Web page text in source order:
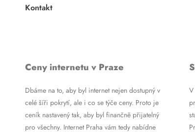
Kontakt
Ceny internetu v Praze
Dbáme na to, aby byl internet nejen dostupný v
celé šíři pokrytí, ale i co se týče ceny. Proto je
ceník nastavený tak, aby byl finančně přijatelný
pro všechny. Internet Praha vám tedy nabídne